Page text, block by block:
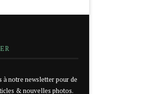
à notre newsletter pour de
& nouvelles photos.